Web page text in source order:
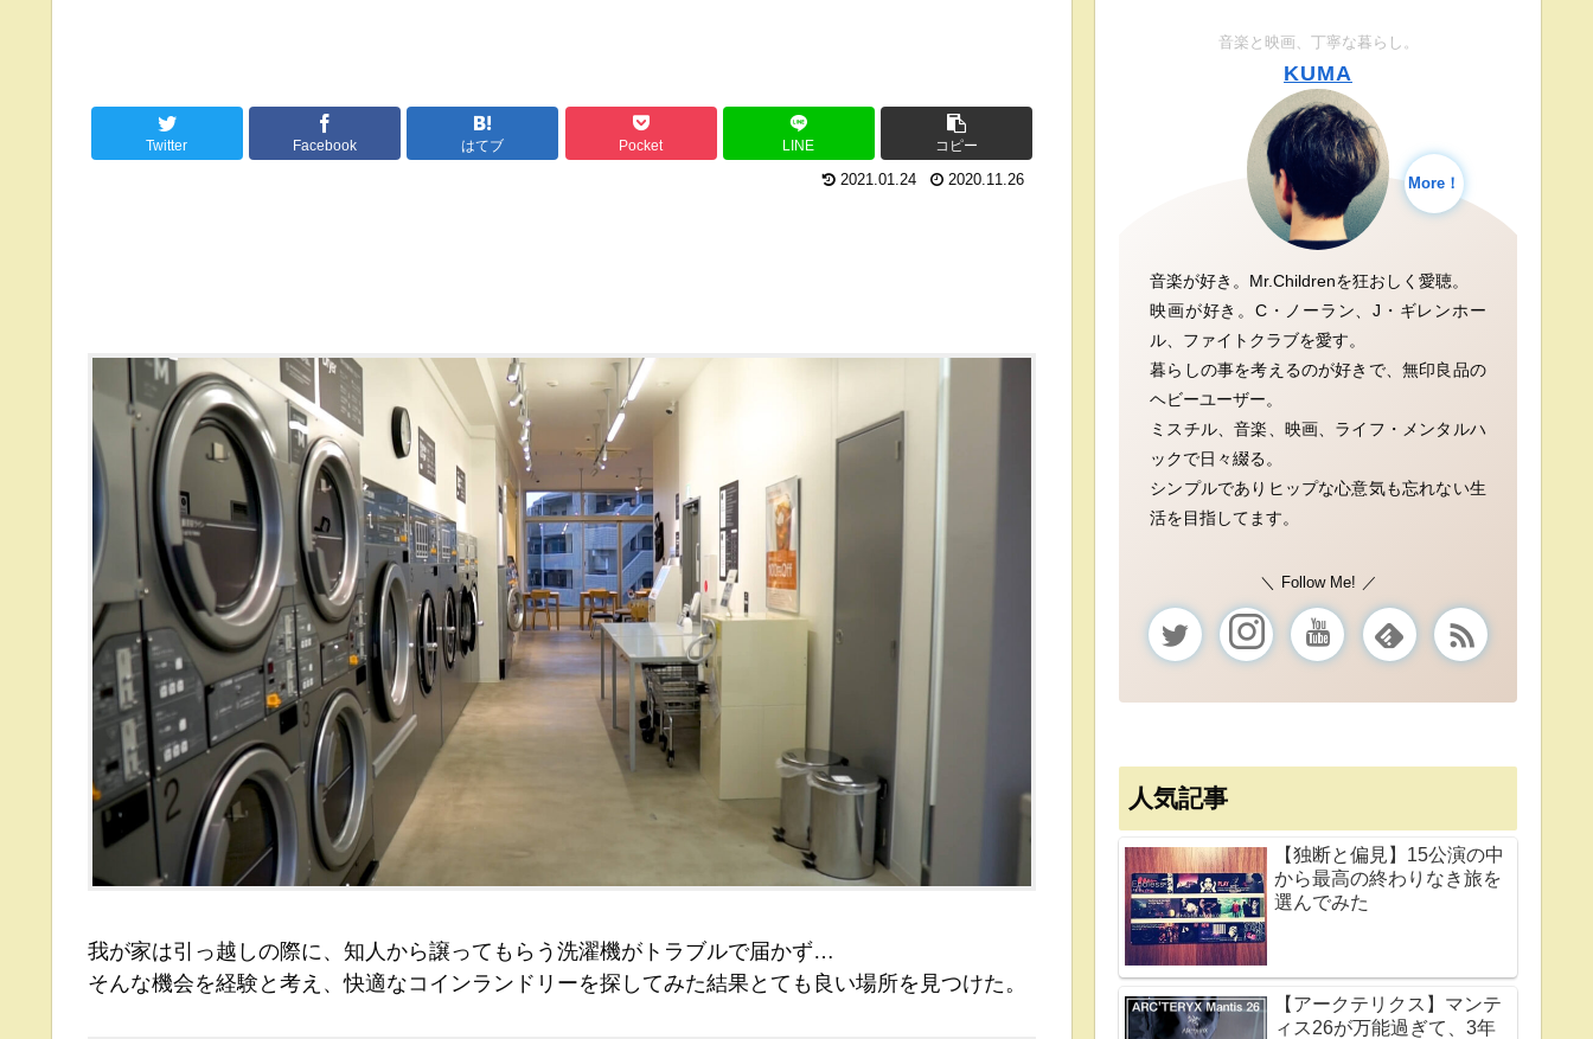
Twitter Facebook はてブ Pocket LINE コピー
2021.01.24 2020.11.26
我が家は引っ越しの際に、知人から譲ってもらう洗濯機がトラブルで届かず…
そんな機会を経験と考え、快適なコインランドリーを探してみた結果とても良い場所を見つけた。
音楽と映画、丁寧な暮らし。
KUMA
More！
音楽が好き。Mr.Childrenを狂おしく愛聴。
映画が好き。C・ノーラン、J・ギレンホー
ル、ファイトクラブを愛す。
暮らしの事を考えるのが好きで、無印良品の
ヘビーユーザー。
ミスチル、音楽、映画、ライフ・メンタルハ
ックで日々綴る。
シンプルでありヒップな心意気も忘れない生
活を目指してます。
Follow Me!
人気記事
【独断と偏見】15公演の中
から最高の終わりなき旅を
選んでみた
【アークテリクス】マンテ
ィス26が万能過ぎて、3年